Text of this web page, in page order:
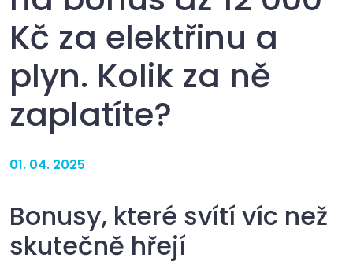
Kč za elektřinu a
plyn. Kolik za ně
zaplatíte?
01. 04. 2025
Bonusy, které svítí víc než
skutečně hřejí